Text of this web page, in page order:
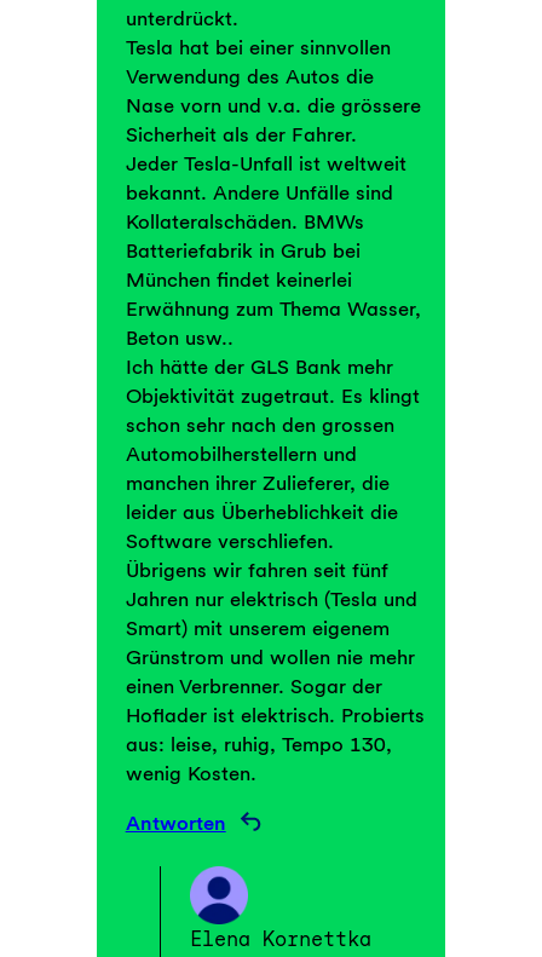
unterdrückt.
Tesla hat bei einer sinnvollen
Verwendung des Autos die
Nase vorn und v.a. die grössere
Sicherheit als der Fahrer.
Jeder Tesla-Unfall ist weltweit
bekannt. Andere Unfälle sind
Kollateralschäden. BMWs
Batteriefabrik in Grub bei
München findet keinerlei
Erwähnung zum Thema Wasser,
Beton usw..
Ich hätte der GLS Bank mehr
Objektivität zugetraut. Es klingt
schon sehr nach den grossen
Automobilherstellern und
manchen ihrer Zulieferer, die
leider aus Überheblichkeit die
Software verschliefen.
Übrigens wir fahren seit fünf
Jahren nur elektrisch (Tesla und
Smart) mit unserem eigenem
Grünstrom und wollen nie mehr
einen Verbrenner. Sogar der
Hoflader ist elektrisch. Probierts
aus: leise, ruhig, Tempo 130,
wenig Kosten.
Antworten
Elena Kornettka